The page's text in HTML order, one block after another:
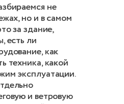
не
но и в самом
за здание,
есть ли
как
техника, какой
эксплуатации.
и ветровую